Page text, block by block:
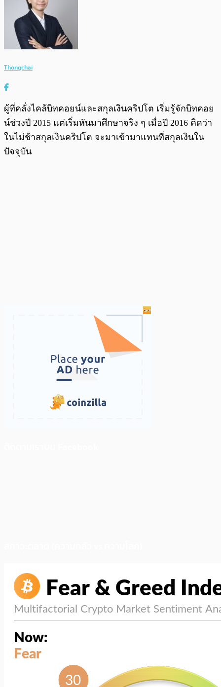
Thongchai
ผู้ที่คลั่งไคล้บิทคอยน์และสกุลเงินคริปโต เริ่มรู้จักบิทคอย
น์ช่วงปี 2015 แต่เริ่มหันมาศึกษาจริง ๆ เมื่อปี 2016 คิดว่า
ในไม่ช้าสกุลเงินคริปโต จะมาเข้ามาแทนที่สกุลเงินใน
ปัจจุบัน